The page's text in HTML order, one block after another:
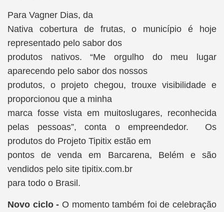
Para Vagner Dias, da
Nativa cobertura de frutas, o município é hoje
representado pelo sabor dos
produtos nativos. “Me orgulho do meu lugar
aparecendo pelo sabor dos nossos
produtos, o projeto chegou, trouxe visibilidade e
proporcionou que a minha
marca fosse vista em muitoslugares, reconhecida
pelas pessoas”, conta o empreendedor. Os
produtos do Projeto Tipitix estão em
pontos de venda em Barcarena, Belém e são
vendidos pelo site tipitix.com.br
para todo o Brasil.
Novo ciclo - O momento também foi de celebração